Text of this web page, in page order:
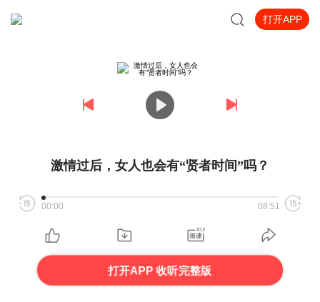
打开APP
激情过后，女人也会有“贤者时间”吗？
00:00 08:51
打开APP 收听完整版